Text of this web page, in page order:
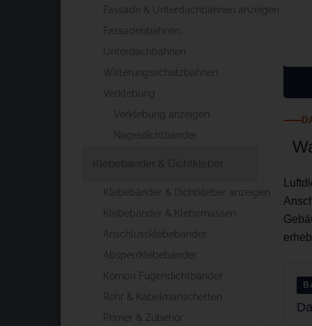
Fassade & Unterdachbahnen anzeigen
Fassadenbahnen
Unterdachbahnen
Witterungsschutzbahnen
Verklebung
Verklebung anzeigen
Nageldichtbänder
Klebebänder & Dichtkleber
Klebebänder & Dichtkleber anzeigen
Klebebänder & Klebemassen
Anschlussklebebänder
Absperrklebebänder
Kompri Fugendichtbänder
Rohr & Kabelmanschetten
Primer & Zubehör